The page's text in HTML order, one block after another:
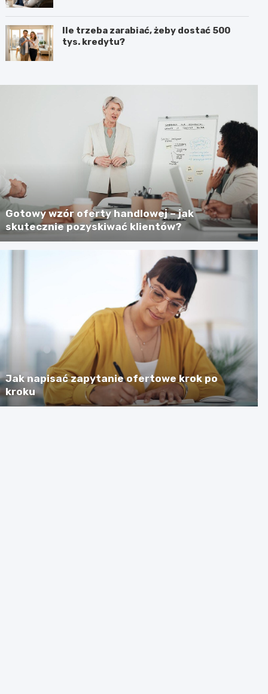
Ile trzeba zarabiać, żeby dostać 500
tys. kredytu?
Gotowy wzór oferty handlowej – jak
skutecznie pozyskiwać klientów?
Jak napisać zapytanie ofertowe krok po
kroku